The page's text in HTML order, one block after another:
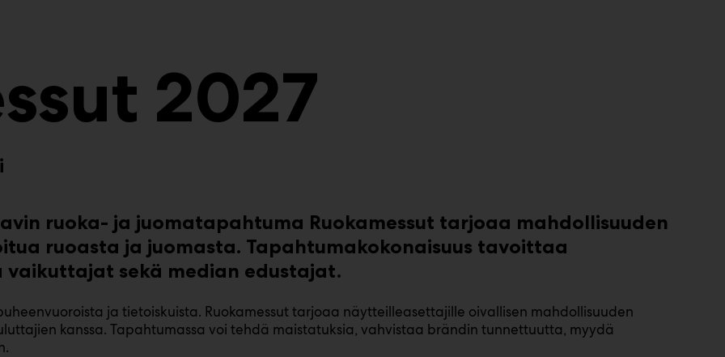
2027
ruoka- ja juomatapahtuma Ruokamessut tarjoaa mahdollisuuden
ruoasta ja juomasta. Tapahtumakokonaisuus tavoittaa
sekä median edustajat.
ja tietoiskuista. Ruokamessut tarjoaa näytteilleasettajille oivallisen mahdollisuuden
kanssa. Tapahtumassa voi tehdä maistatuksia, vahvistaa brändin tunnettuutta, myydä